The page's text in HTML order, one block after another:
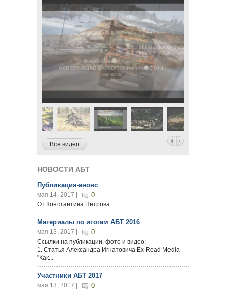
Все видео
НОВОСТИ АБТ
Публикация-анонс
мая 14, 2017 | 0
От Константина Петрова: ...
Материалы по итогам АБТ 2016
мая 13, 2017 | 0
Ссылки на публикации, фото и видео:
1. Статья Александра Игнатовича Ex-Road Media
"Как...
Участники АБТ 2017
мая 13, 2017 | 0